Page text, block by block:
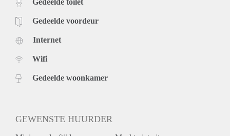
Gedeelde voordeur
Internet
Wifi
Gedeelde woonkamer
GEWENSTE HUURDER